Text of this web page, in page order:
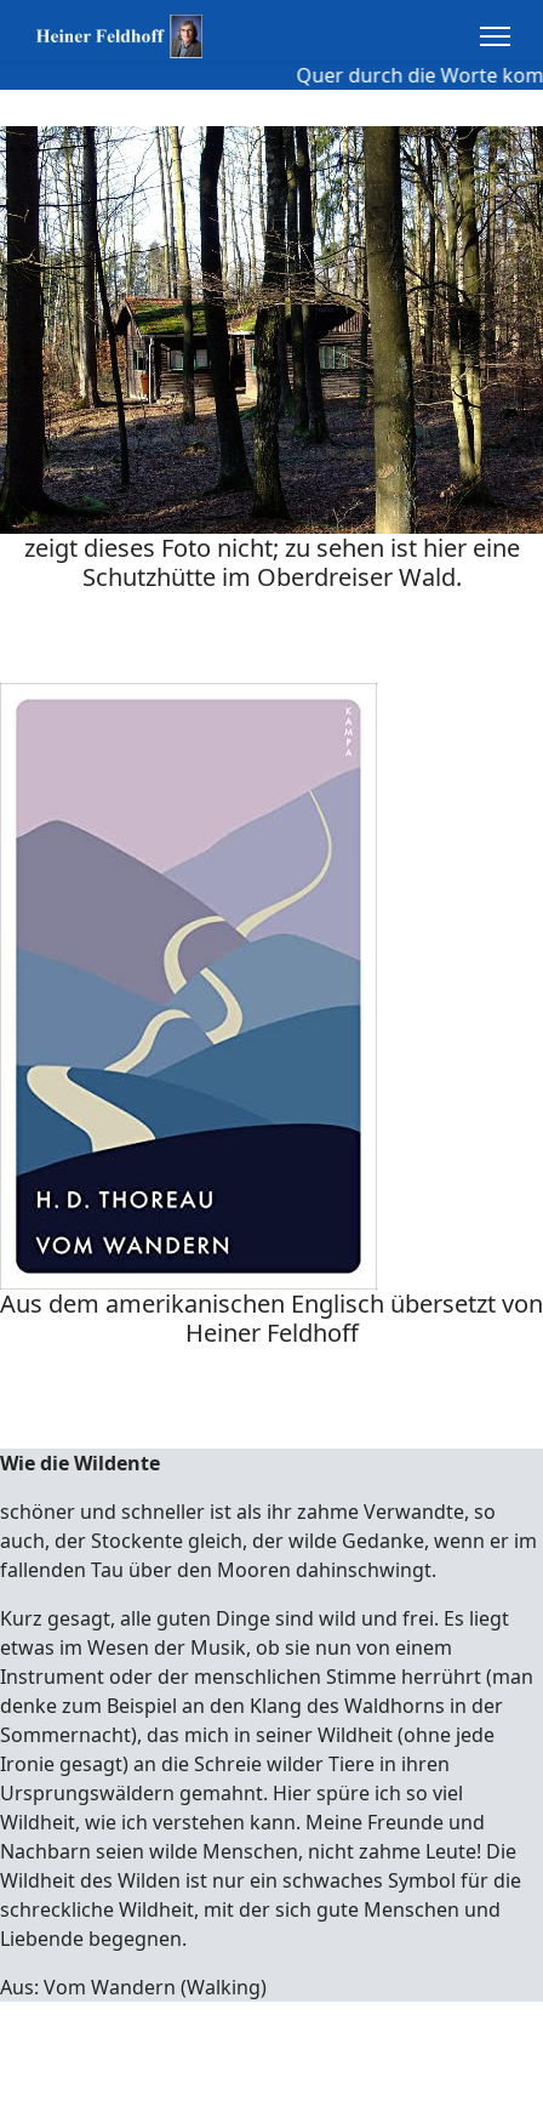
Quer durch die Worte
zeigt dieses Foto nicht; zu sehen ist hier eine
Schutzhütte im Oberdreiser Wald.
Aus dem amerikanischen Englisch übersetzt von
Heiner Feldhoff
Wie die Wildente
schöner und schneller ist als ihr zahme Verwandte, so
auch, der Stockente gleich, der wilde Gedanke, wenn er im
fallenden Tau über den Mooren dahinschwingt.
Kurz gesagt, alle guten Dinge sind wild und frei. Es liegt
etwas im Wesen der Musik, ob sie nun von einem
Instrument oder der menschlichen Stimme herrührt (man
denke zum Beispiel an den Klang des Waldhorns in der
Sommernacht), das mich in seiner Wildheit (ohne jede
Ironie gesagt) an die Schreie wilder Tiere in ihren
Ursprungswäldern gemahnt. Hier spüre ich so viel
Wildheit, wie ich verstehen kann. Meine Freunde und
Nachbarn seien wilde Menschen, nicht zahme Leute! Die
Wildheit des Wilden ist nur ein schwaches Symbol für die
schreckliche Wildheit, mit der sich gute Menschen und
Liebende begegnen.
Aus: Vom Wandern (Walking)